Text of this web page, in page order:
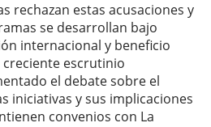
rechazan estas acusaciones y
se desarrollan bajo
internacional y beneficio
escrutinio
el debate sobre el
iniciativas y sus implicaciones
convenios con La